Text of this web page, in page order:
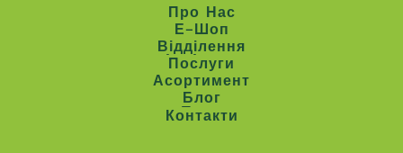
Про Нас
Про Нас
Е-Шоп
Е-Шоп
Відділення
Відділення
Послуги
Послуги
Асортимент
Асортимент
Блог
Блог
Контакти